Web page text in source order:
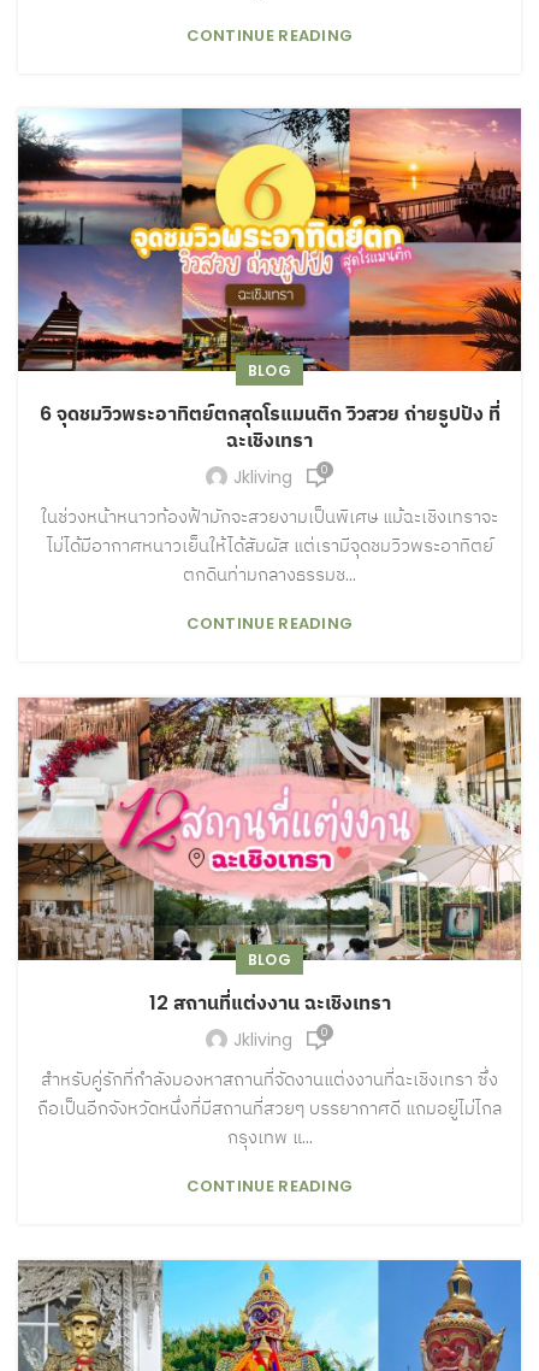
CONTINUE READING
BLOG
6 จุดชมวิวพระอาทิตย์ตกสุดโรแมนติก วิวสวย ถ่ายรูปปัง ที่
ฉะเชิงเทรา
Jkliving 0
ในช่วงหน้าหนาวท้องฟ้ามักจะสวยงามเป็นพิเศษ แม้ฉะเชิงเทราจะ
ไม่ได้มีอากาศหนาวเย็นให้ได้สัมผัส แต่เรามีจุดชมวิวพระอาทิตย์
ตกดินท่ามกลางธรรมช...
CONTINUE READING
BLOG
12 สถานที่แต่งงาน ฉะเชิงเทรา
Jkliving 0
สำหรับคู่รักที่กำลังมองหาสถานที่จัดงานแต่งงานที่ฉะเชิงเทรา ซึ่ง
ถือเป็นอีกจังหวัดหนึ่งที่มีสถานที่สวยๆ บรรยากาศดี แถมอยู่ไม่ไกล
กรุงเทพ แ...
CONTINUE READING